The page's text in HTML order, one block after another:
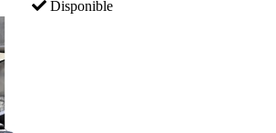
Disponible